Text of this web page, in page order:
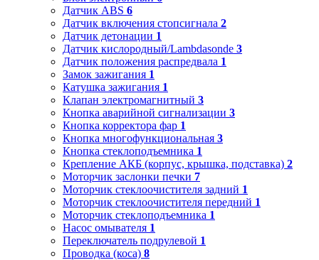
Датчик ABS 6
Датчик включения стопсигнала 2
Датчик детонации 1
Датчик кислородный/Lambdasonde 3
Датчик положения распредвала 1
Замок зажигания 1
Катушка зажигания 1
Клапан электромагнитный 3
Кнопка аварийной сигнализации 3
Кнопка корректора фар 1
Кнопка многофункциональная 3
Кнопка стеклоподъемника 1
Крепление АКБ (корпус, крышка, подставка) 2
Моторчик заслонки печки 7
Моторчик стеклоочистителя задний 1
Моторчик стеклоочистителя передний 1
Моторчик стеклоподъемника 1
Насос омывателя 1
Переключатель подрулевой 1
Проводка (коса) 8